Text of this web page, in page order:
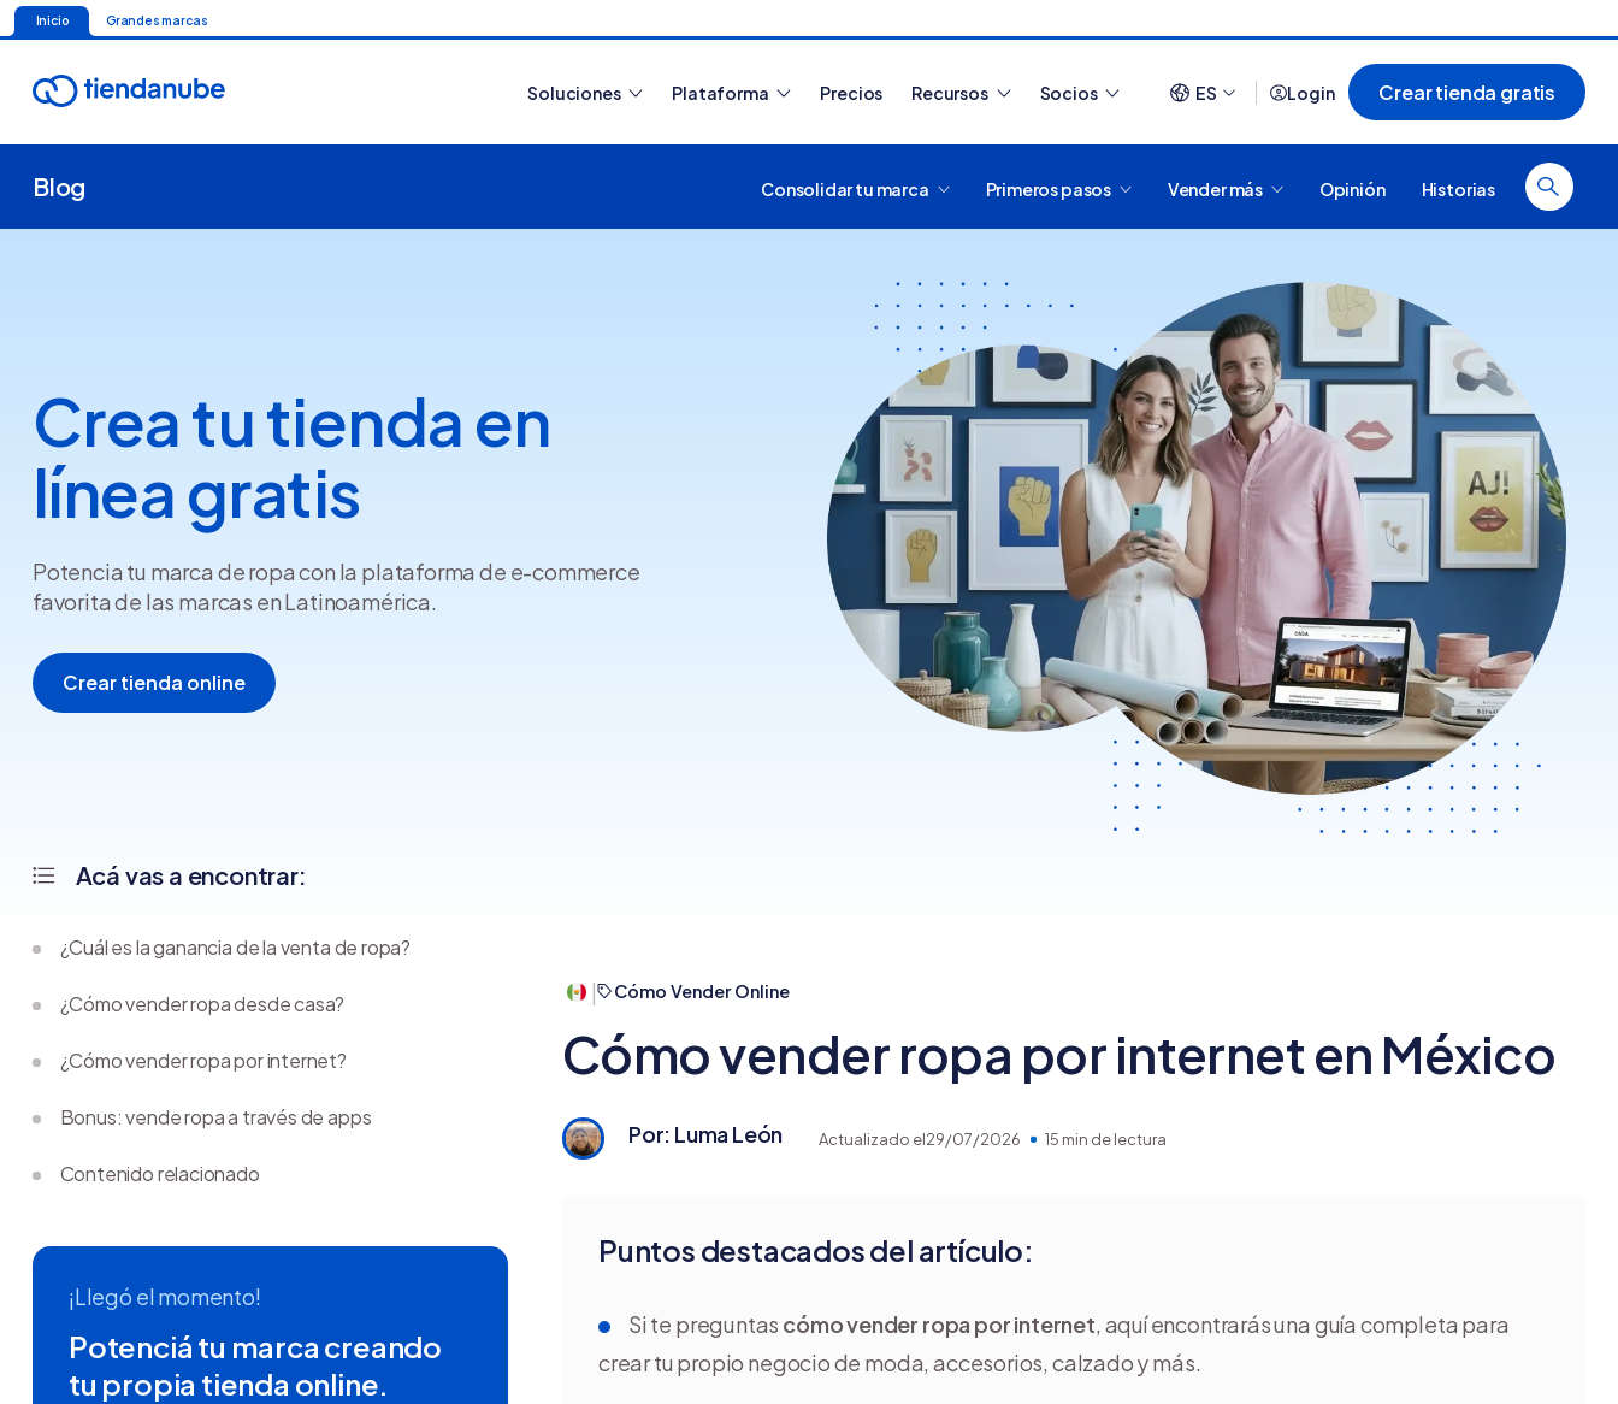
Inicio Grandes marcas
Soluciones Plataforma Precios Recursos
Artículos más leídos
¿Cómo funciona
Tiendanube? Aprende a
crear y usar una tienda
¿Cómo es comprar en
Tiendanube? Conocé
Nube para vender más
20 tiendas online
argentinas creadas con
Tiendanube
Socios ES Login Crear tienda gratis
Blog Consolidar tu marca Primeros pasos Vender más Opinión Historias
| Cómo Vender Online
Cómo vender ropa por internet en México
Por: Luma León Actualizado el29/07/2026 15 min de lectura
Crea tu tienda en
línea gratis
Potencia tu marca de ropa con la plataforma de e-commerce
favorita de las marcas en Latinoamérica.
Crear tienda online
Puntos destacados del artículo:
Si te preguntas cómo vender ropa por internet, aquí encontrarás una guía completa para
crear tu propio negocio de moda, accesorios, calzado y más.
Acá vas a encontrar:
¿Cuál es la ganancia de la venta de ropa?
¿Cómo vender ropa desde casa?
¿Cómo vender ropa por internet?
Bonus: vende ropa a través de apps
Contenido relacionado
¡Llegó el momento!
Potenciá tu marca creando
tu propia tienda online.